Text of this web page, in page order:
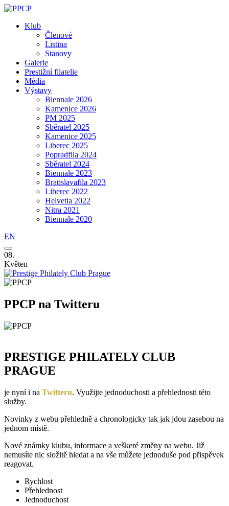
Skip
contentKlub
Členové
Listina
Stanovy
Galerie
Prestižní filatelie
Média
Výstavy
Biennale 2026
Kamenice 2026
PM 2025
Sběratel 2025
Kamenice 2025
Liberec 2025
Popradfila 2024
Sběratel 2024
Biennale 2023
Bratislavafila 2023
Liberec 2022
Helvetia 2022
Nitra 2021
Biennale 2020
EN
08.
Květen
PPCP na Twitteru
PRESTIGE PHILATELY CLUB
PRAGUE
je nyní i na Twitteru. Využijte jednoduchosti a přehlednosti této
služby.
Novinky z webu přehledně a chronologicky tak jak jdou zasebou na
jednom místě.
Nové známky klubu, informace a veškeré změny na webu. Již
nemusíte nic složitě hledat a na vše můžete jednoduše pod přispěvek
reagovat.
Rychlost
Přehlednost
Jednoduchost